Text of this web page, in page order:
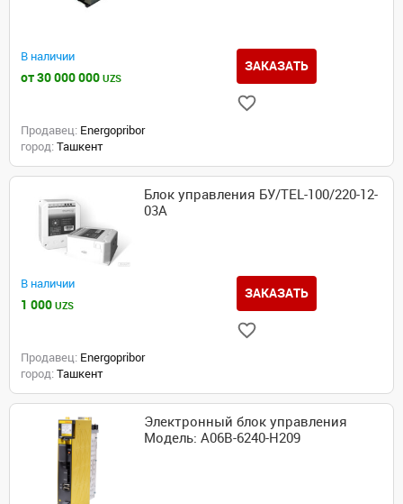
В наличии
от 30 000 000 UZS
ЗАКАЗАТЬ
Продавец: Energopribor
город: Ташкент
Блок управления БУ/TEL-100/220-12-
03А
В наличии
1 000 UZS
ЗАКАЗАТЬ
Продавец: Energopribor
город: Ташкент
Электронный блок управления
Модель: A06B-6240-H209